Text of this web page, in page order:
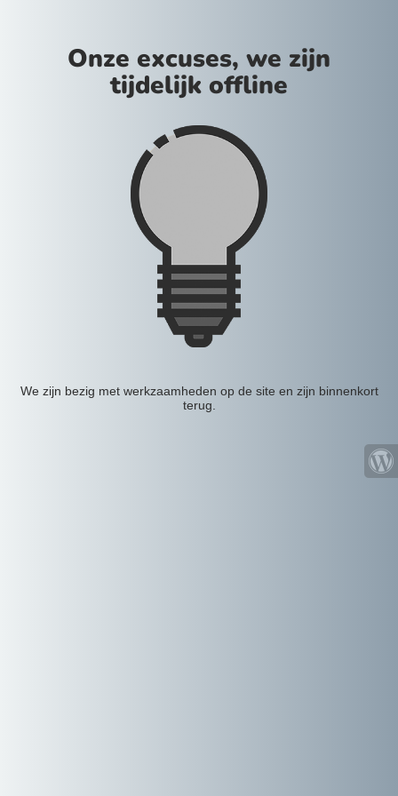
Onze excuses, we zijn
tijdelijk offline
We zijn bezig met werkzaamheden op de site en zijn binnenkort
terug.